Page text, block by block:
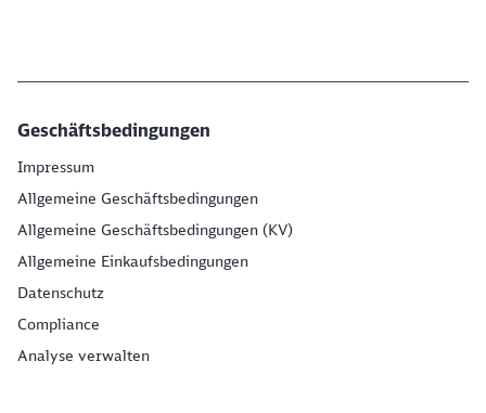
Geschäftsbedingungen
Impressum
Allgemeine Geschäftsbedingungen
Allgemeine Geschäftsbedingungen (KV)
Allgemeine Einkaufsbedingungen
Datenschutz
Compliance
Analyse verwalten